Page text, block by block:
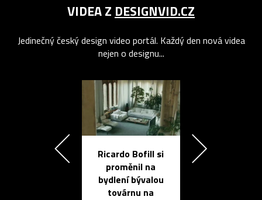
VIDEA Z DESIGNVID.CZ
Jedinečný český design video portál. Každý den nová videa
nejen o designu...
Ricardo Bofill si
proměnil na
bydlení bývalou
továrnu na